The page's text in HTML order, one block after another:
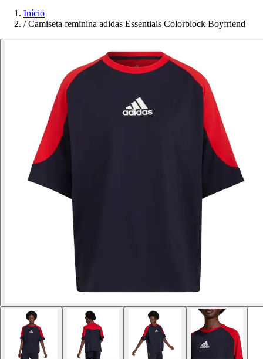
Início
/ Camiseta feminina adidas Essentials Colorblock Boyfriend